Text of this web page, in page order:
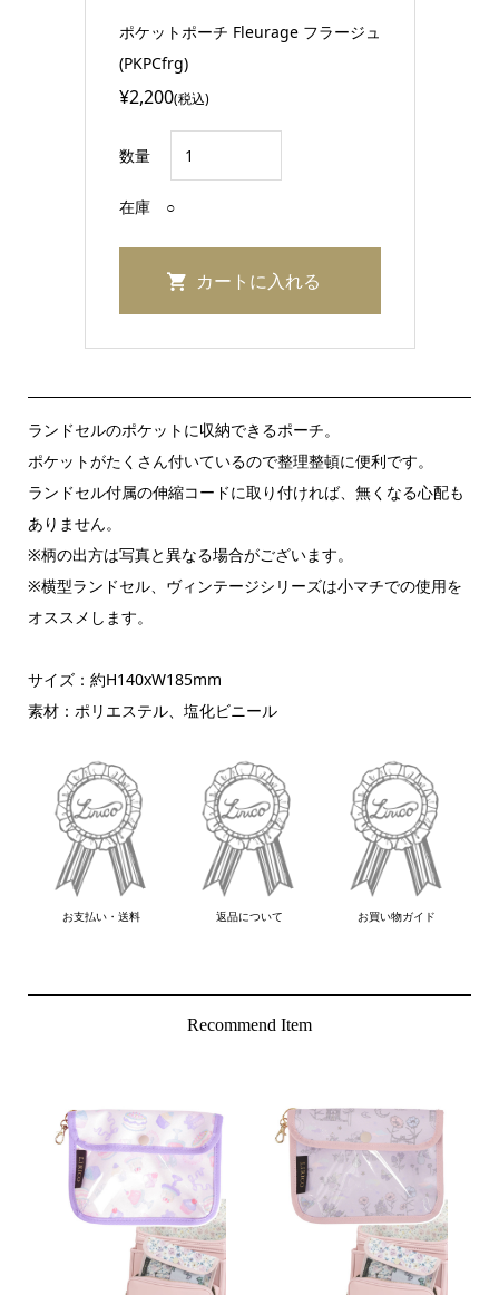
ランドセルのポケットに収納できるポーチ。
ポケットがたくさん付いているので整理整頓に便利です。
ランドセル付属の伸縮コードに取り付ければ、無くなる心配も
ありません。
※柄の出方は写真と異なる場合がございます。
※横型ランドセル、ヴィンテージシリーズは小マチでの使用を
オススメします。
サイズ：約H140xW185mm
素材：ポリエステル、塩化ビニール
お支払い・送料 返品について お買い物ガイド
ポケットポーチ Fleurage フラージュ
(PKPCfrg)
¥2,200(税込)
数量
在庫 ○
Recommend Item